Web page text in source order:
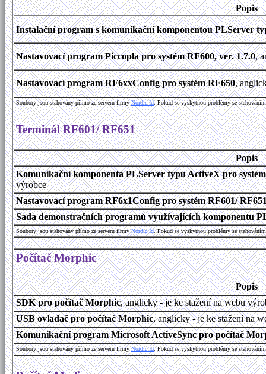
Popis
Instalační program s komunikační komponentou PLServer
Nastavovací program Piccopla pro systém RF600, ver. 1.7.0,
Nastavovací program RF6xxConfig pro systém RF650,
Soubory jsou stahovány přímo ze serveru firmyNordic Id. Pokud se vyskytnou problémy se
Terminál RF601/ RF651
Popis
Komunikační komponenta PLServer typu ActiveX pro
výrobce
Nastavovací program RF6x1Config pro systém RF601/
Sada demonstračních programů využívajících komponentu
Soubory jsou stahovány přímo ze serveru firmyNordic Id. Pokud se vyskytnou problémy se
Počítač Morphic
Popis
SDK pro počítač Morphic, anglicky - je ke stažení na webu
USB ovladač pro počítač Morphic, anglicky - je ke stažení na
Komunikační program Microsoft ActiveSync pro počítač
Soubory jsou stahovány přímo ze serveru firmyNordic Id. Pokud se vyskytnou problémy se